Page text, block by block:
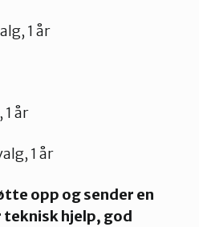
1 år
år
1 år
opp og sender en
hjelp, god